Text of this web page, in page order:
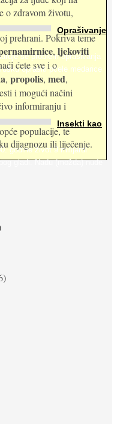
Oprašivanje
se problem oprašivanja
oprašiti pčele medarice
Insekti kao
godine život 9 milijardi
gladi. Nadu (možda) nude
o zdravom životu,
prehrani. Pokriva teme
, ljekoviti
ćete sve i o
, propolis, med,
i mogući načini
informiranju i
populacije, te
dijagnozu ili liječenje.